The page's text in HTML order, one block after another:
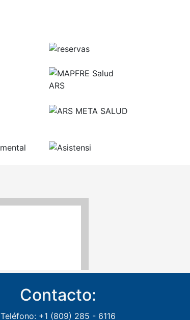
Contacto:
Teléfono: +1 (809) 285 - 6116